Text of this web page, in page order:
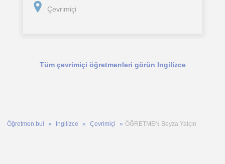
bilgisi, okuma, yazma, konuşma pratiği ve okul
derslerine
Çevrimiçi
Tüm çevrimiçi öğretmenleri görün Ingilizce
Öğretmen bul Ingilizce Çevrimiçi ÖĞRETMEN Beyza Yalçin